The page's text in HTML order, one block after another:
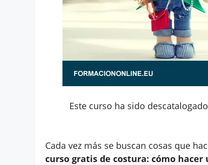
Este curso ha sido
Cada vez más se buscan cosas que
curso gratis de costura: cómo